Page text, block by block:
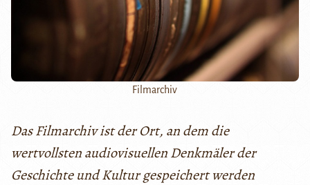
Filmarchiv
Das Filmarchiv ist der Ort, an dem die
wertvollsten audiovisuellen Denkmäler der
Geschichte und Kultur gespeichert werden